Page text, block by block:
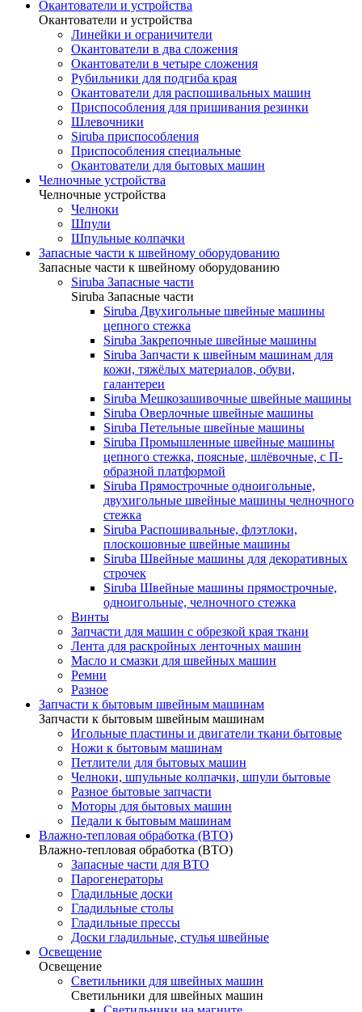
Окантователи и устройства
Окантователи и устройства
Линейки и ограничители
Окантователи в два сложения
Окантователи в четыре сложения
Рубильники для подгиба края
Окантователи для распошивальных машин
Приспособления для пришивания резинки
Шлевочники
Siruba приспособления
Приспособления специальные
Окантователи для бытовых машин
Челночные устройства
Челночные устройства
Челноки
Шпули
Шпульные колпачки
Запасные части к швейному оборудованию
Запасные части к швейному оборудованию
Siruba Запасные части
Siruba Запасные части
Siruba Двухигольные швейные машины
цепного стежка
Siruba Закрепочные швейные машины
Siruba Запчасти к швейным машинам для
кожи, тяжёлых материалов, обуви,
галантереи
Siruba Мешкозашивочные швейные машины
Siruba Оверлочные швейные машины
Siruba Петельные швейные машины
Siruba Промышленные швейные машины
цепного стежка, поясные, шлёвочные, с П-
образной платформой
Siruba Прямострочные одноигольные,
двухигольные швейные машины челночного
стежка
Siruba Распошивальные, флэтлоки,
плоскошовные швейные машины
Siruba Швейные машины для декоративных
строчек
Siruba Швейные машины прямострочные,
одноигольные, челночного стежка
Винты
Запчасти для машин с обрезкой края ткани
Лента для раскройных ленточных машин
Масло и смазки для швейных машин
Ремни
Разное
Запчасти к бытовым швейным машинам
Запчасти к бытовым швейным машинам
Игольные пластины и двигатели ткани бытовые
Ножи к бытовым машинам
Петлители для бытовых машин
Челноки, шпульные колпачки, шпули бытовые
Разное бытовые запчасти
Моторы для бытовых машин
Педали к бытовым машинам
Влажно-тепловая обработка (ВТО)
Влажно-тепловая обработка (ВТО)
Запасные части для ВТО
Парогенераторы
Гладильные доски
Гладильные столы
Гладильные прессы
Доски гладильные, стулья швейные
Освещение
Освещение
Светильники для швейных машин
Светильники для швейных машин